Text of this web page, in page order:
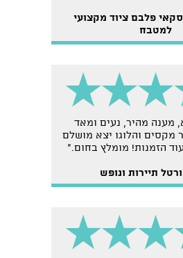
פלבם ציוד מקצועי
למטבח
מענה מהיר, נעים ומאד
מקסים והלוגו יצא מושלם
הזמנות! מומלץ בחום."
תיירות ונופש